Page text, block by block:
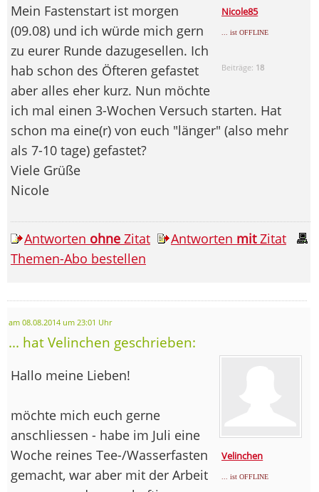
Nicole85
... ist OFFLINE
Beiträge: 18
Mein Fastenstart ist morgen
(09.08) und ich würde mich gern
zu eurer Runde dazugesellen. Ich
hab schon des Öfteren gefastet
aber alles eher kurz. Nun möchte
ich mal einen 3-Wochen Versuch starten. Hat
schon ma eine(r) von euch "länger" (also mehr
als 7-10 tage) gefastet?
Viele Grüße
Nicole
Antworten ohne Zitat Antworten mitZitat
Themen-Abo bestellen
am 08.08.2014 um 23:01 Uhr
... hat Velinchen geschrieben:
Velinchen
... ist OFFLINE
Hallo meine Lieben!
möchte mich euch gerne
anschliessen - habe im Juli eine
Woche reines Tee-/Wasserfasten
gemacht, war aber mit der Arbeit